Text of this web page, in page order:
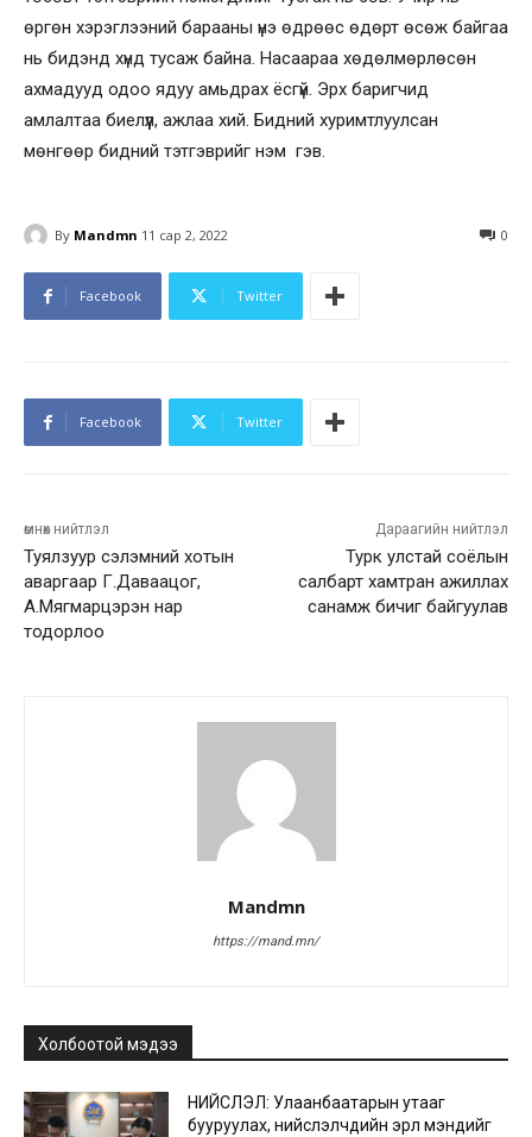
өргөн хэрэглээний барааны үнэ өдрөөс өдөрт өсөж байгаа
нь бидэнд хүнд тусаж байна. Насаараа хөдөлмөрлөсөн
ахмадууд одоо ядуу амьдрах ёсгүй. Эрх баригчид
амлалтаа биелүүл, ажлаа хий. Бидний хуримтлуулсан
мөнгөөр бидний тэтгэврийг нэм гэв.
By Mandmn 11 сар 2, 2022 0
Facebook Twitter
Facebook Twitter
өмнөх нийтлэл
Туялзуур сэлэмний хотын
аваргаар Г.Даваацог,
А.Мягмарцэрэн нар
тодорлоо
Дараагийн нийтлэл
Турк улстай соёлын
салбарт хамтран ажиллах
санамж бичиг байгуулав
Mandmn
https://mand.mn/
Холбоотой мэдээ
НИЙСЛЭЛ: Улаанбаатарын утааг
бууруулах, нийслэлчүүдийн эрүүл мэндийг